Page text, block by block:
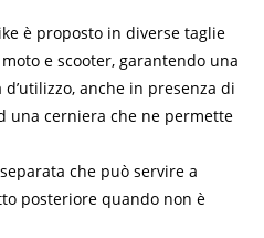
è proposto in diverse taglie
e scooter, garantendo una
anche in presenza di
una cerniera che ne permette
che può servire a
posteriore quando non è